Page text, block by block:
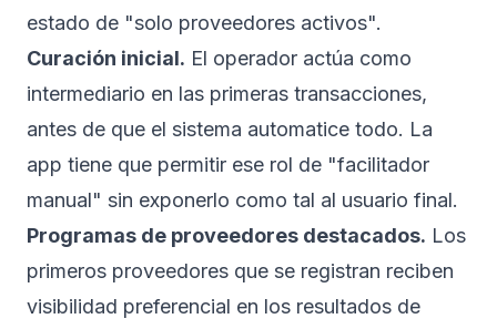
estado de "solo proveedores activos".
Curación inicial. El operador actúa como
intermediario en las primeras transacciones,
antes de que el sistema automatice todo. La
app tiene que permitir ese rol de "facilitador
manual" sin exponerlo como tal al usuario final.
Programas de proveedores destacados. Los
primeros proveedores que se registran reciben
visibilidad preferencial en los resultados de